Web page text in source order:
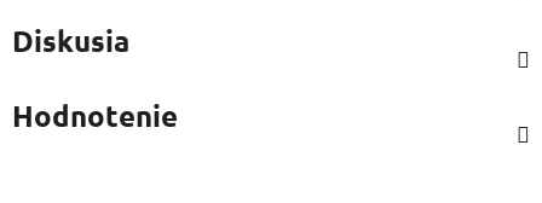
Diskusia
Hodnotenie